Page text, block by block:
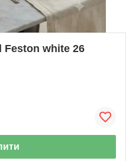
Feston white 26